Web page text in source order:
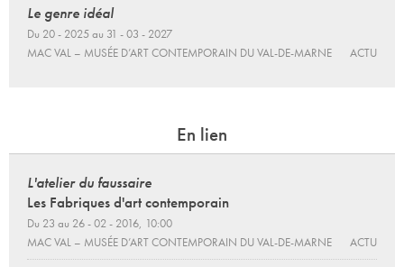
Le genre idéal
Du 20 - 2025 au 31 - 03 - 2027
MAC VAL – MUSÉE D’ART CONTEMPORAIN DU VAL-DE-MARNE
ACTU
En lien
L'atelier du faussaire
Les Fabriques d'art contemporain
Du 23 au 26 - 02 - 2016, 10:00
MAC VAL – MUSÉE D’ART CONTEMPORAIN DU VAL-DE-MARNE
ACTU